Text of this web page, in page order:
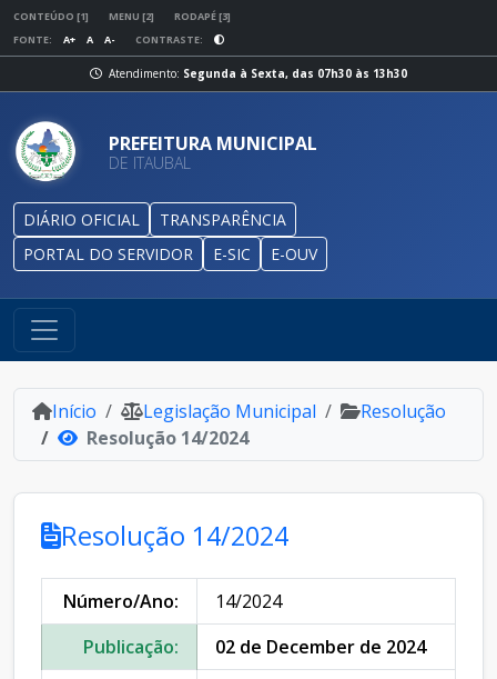
CONTEÚDO [1] MENU [2]
RODAPÉ [3]
FONTE:
A+ A A- CONTRASTE:
Atendimento: Segunda à Sexta, das 07h30 às 13h30
PREFEITURA MUNICIPAL
DE ITAUBAL
DIÁRIO OFICIAL
TRANSPARÊNCIA
PORTAL DO SERVIDOR
E-SIC E-OUV
Início Legislação Municipal
Resolução
Resolução 14/2024
Resolução 14/2024
Número/Ano:
14/2024
Publicação:
02 de December de 2024